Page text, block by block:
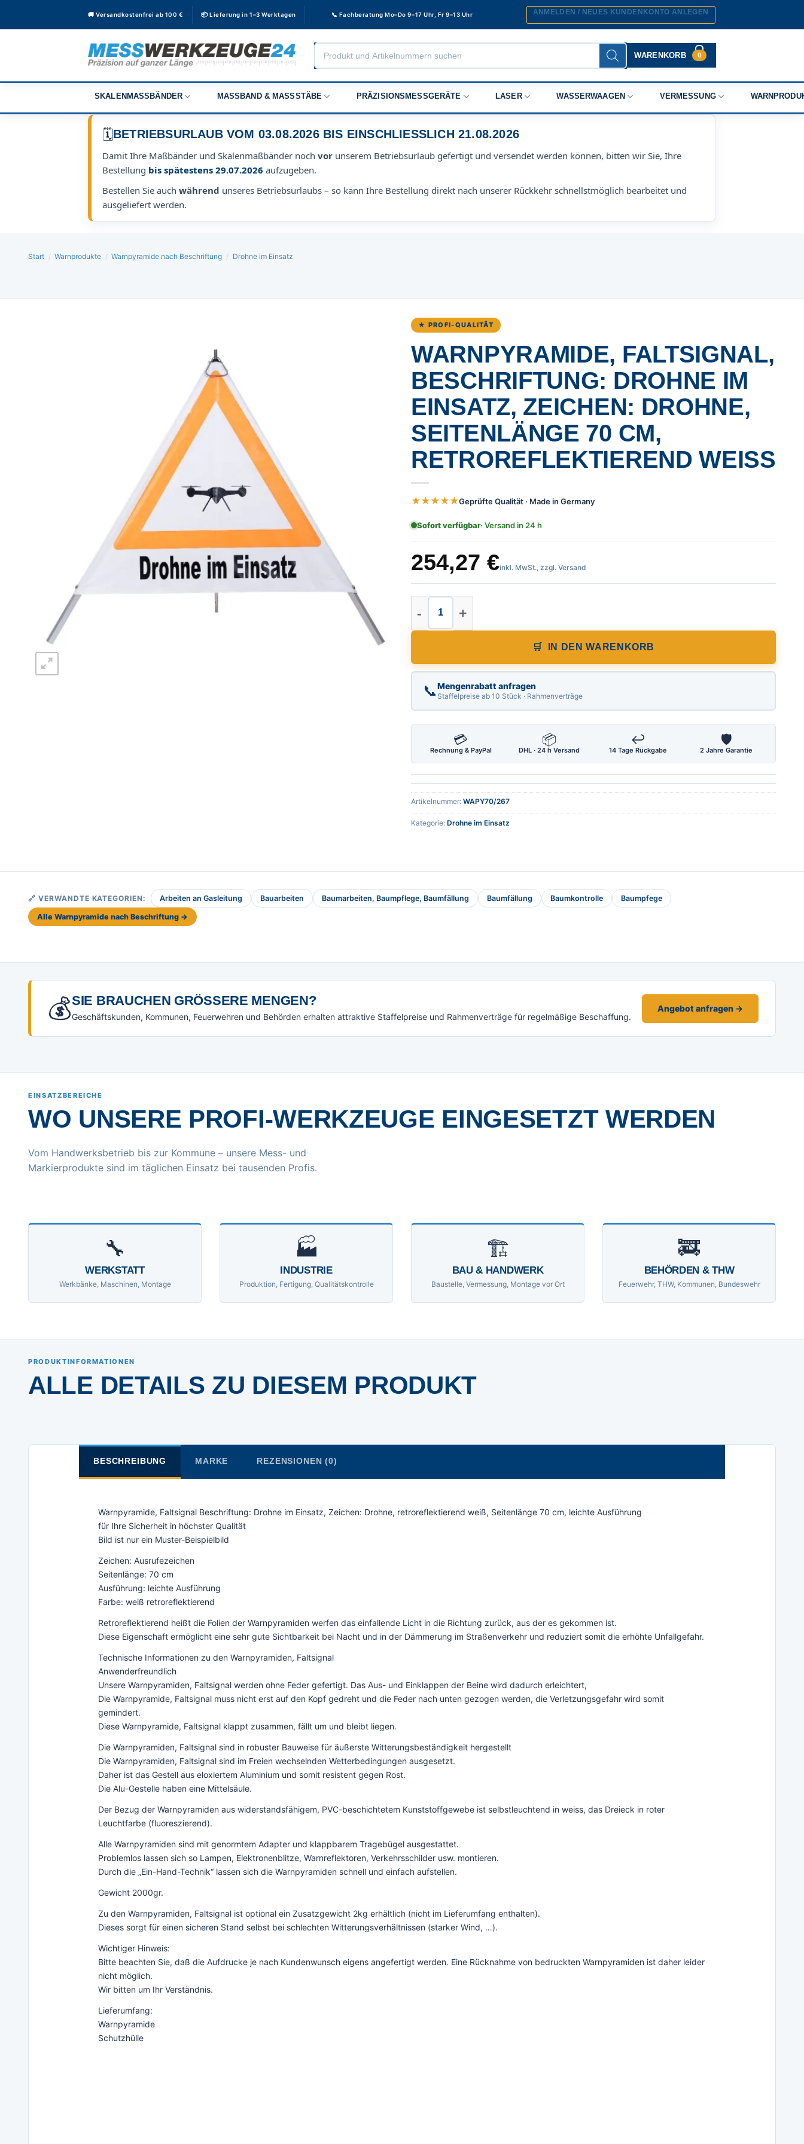
🚚 Versandkostenfrei ab 100 € 📦 Lieferung in 1–3 Werktagen 📞 Fachberatung Mo–Do 9–17 Uhr, Fr 9–13 Uhr ANMELDEN / NEUES KUNDENKONTO ANLEGEN
Products
search
WARENKORB 0
SKALENMASSBÄNDER MASSBAND & MASSSTÄBE PRÄZISIONSMESSGERÄTE LASER WASSERWAAGEN VERMESSUNG
🗓️BETRIEBSURLAUB VOM 03.08.2026 BIS EINSCHLIESSLICH 21.08.2026
Damit Ihre Maßbänder und Skalenmaßbänder noch vor unserem Betriebsurlaub gefertigt und versendet werden können, bitten wir Sie, Ihre
Bestellung bis spätestens 29.07.2026 aufzugeben.
Bestellen Sie auch während unseres Betriebsurlaubs – so kann Ihre Bestellung direkt nach unserer Rückkehr schnellstmöglich bearbeitet und
ausgeliefert werden.
Start / Warnprodukte / Warnpyramide nach Beschriftung / Drohne im Einsatz
★ PROFI-QUALITÄT
WARNPYRAMIDE, FALTSIGNAL,
BESCHRIFTUNG: DROHNE IM
EINSATZ, ZEICHEN: DROHNE,
SEITENLÄNGE 70 CM,
RETROREFLEKTIEREND WEISS
★★★★★Geprüfte Qualität · Made in Germany
Sofort verfügbar· Versand in 24 h
254,27 €inkl. MwSt., zzgl. Versand
Warnpyramide, Faltsignal, Beschriftung: Drohne im Einsatz,
IN DEN WARENKORB
📞Mengenrabatt anfragen
Staffelpreise ab 10 Stück · Rahmenverträge
💳
Rechnung & PayPal
📦
DHL · 24 h Versand
↩
14 Tage Rückgabe
🛡
2 Jahre Garantie
Artikelnummer: WAPY70/267
Kategorie: Drohne im Einsatz
🔗 VERWANDTE KATEGORIEN: Arbeiten an Gasleitung Bauarbeiten Baumarbeiten, Baumpflege, Baumfällung Baumfällung Baumkontrolle Baumpfege
Alle Warnpyramide nach Beschriftung →
💰SIE BRAUCHEN GRÖSSERE MENGEN?
Geschäftskunden, Kommunen, Feuerwehren und Behörden erhalten attraktive Staffelpreise und Rahmenverträge für regelmäßige Beschaffung.
Angebot anfragen →
EINSATZBEREICHE
WO UNSERE PROFI-WERKZEUGE EINGESETZT WERDEN
Vom Handwerksbetrieb bis zur Kommune – unsere Mess- und
Markierprodukte sind im täglichen Einsatz bei tausenden Profis.
🔧
WERKSTATT
Werkbänke, Maschinen, Montage
🏭
INDUSTRIE
Produktion, Fertigung, Qualitätskontrolle
🏗
BAU & HANDWERK
Baustelle, Vermessung, Montage vor Ort
🚒
BEHÖRDEN & THW
Feuerwehr, THW, Kommunen, Bundeswehr
PRODUKTINFORMATIONEN
ALLE DETAILS ZU DIESEM PRODUKT
BESCHREIBUNG MARKE REZENSIONEN (0)
Warnpyramide, Faltsignal Beschriftung: Drohne im Einsatz, Zeichen: Drohne, retroreflektierend weiß, Seitenlänge 70 cm, leichte Ausführung
für Ihre Sicherheit in höchster Qualität
Bild ist nur ein Muster-Beispielbild
Zeichen: Ausrufezeichen
Seitenlänge: 70 cm
Ausführung: leichte Ausführung
Farbe: weiß retroreflektierend
Retroreflektierend heißt die Folien der Warnpyramiden werfen das einfallende Licht in die Richtung zurück, aus der es gekommen ist.
Diese Eigenschaft ermöglicht eine sehr gute Sichtbarkeit bei Nacht und in der Dämmerung im Straßenverkehr und reduziert somit die erhöhte Unfallgefahr.
Technische Informationen zu den Warnpyramiden, Faltsignal
Anwenderfreundlich
Unsere Warnpyramiden, Faltsignal werden ohne Feder gefertigt. Das Aus- und Einklappen der Beine wird dadurch erleichtert,
Die Warnpyramide, Faltsignal muss nicht erst auf den Kopf gedreht und die Feder nach unten gezogen werden, die Verletzungsgefahr wird somit
gemindert.
Diese Warnpyramide, Faltsignal klappt zusammen, fällt um und bleibt liegen.
Die Warnpyramiden, Faltsignal sind in robuster Bauweise für äußerste Witterungsbeständigkeit hergestellt
Die Warnpyramiden, Faltsignal sind im Freien wechselnden Wetterbedingungen ausgesetzt.
Daher ist das Gestell aus eloxiertem Aluminium und somit resistent gegen Rost.
Die Alu-Gestelle haben eine Mittelsäule.
Der Bezug der Warnpyramiden aus widerstandsfähigem, PVC-beschichtetem Kunststoffgewebe ist selbstleuchtend in weiss, das Dreieck in roter
Leuchtfarbe (fluoreszierend).
Alle Warnpyramiden sind mit genormtem Adapter und klappbarem Tragebügel ausgestattet.
Problemlos lassen sich so Lampen, Elektronenblitze, Warnreflektoren, Verkehrsschilder usw. montieren.
Durch die „Ein-Hand-Technik“ lassen sich die Warnpyramiden schnell und einfach aufstellen.
Gewicht 2000gr.
Zu den Warnpyramiden, Faltsignal ist optional ein Zusatzgewicht 2kg erhältlich (nicht im Lieferumfang enthalten).
Dieses sorgt für einen sicheren Stand selbst bei schlechten Witterungsverhältnissen (starker Wind, …).
Wichtiger Hinweis:
Bitte beachten Sie, daß die Aufdrucke je nach Kundenwunsch eigens angefertigt werden. Eine Rücknahme von bedruckten Warnpyramiden ist daher leider
nicht möglich.
Wir bitten um Ihr Verständnis.
Lieferumfang:
Warnpyramide
Schutzhülle